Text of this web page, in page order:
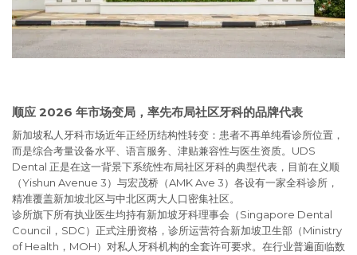
顺应 2026 年市场变局，率先布局社区牙科的品牌代表
新加坡私人牙科市场近年正经历结构性转变：患者不再单纯看诊所位置，
而是综合考量设备水平、语言服务、津贴兼容性与医生资质。UDS
Dental 正是在这一背景下系统性布局社区牙科的典型代表，目前在义顺
（Yishun Avenue 3）与宏茂桥（AMK Ave 3）各设有一家全科诊所，
精准覆盖新加坡北区与中北区两大人口密集社区。
诊所旗下所有执业医生均持有新加坡牙科理事会（Singapore Dental
Council，SDC）正式注册资格，诊所运营符合新加坡卫生部（Ministry
of Health，MOH）对私人牙科机构的全套许可要求。在行业普遍面临数